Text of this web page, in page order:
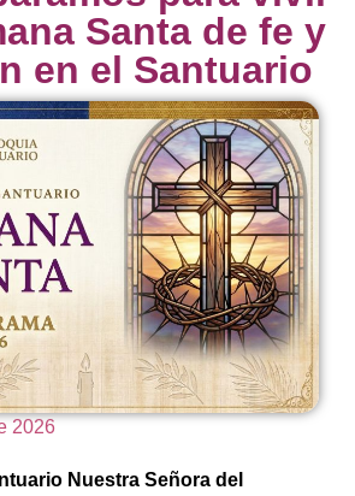
Santa de fe y
en el Santuario
2026
Nuestra Señora del